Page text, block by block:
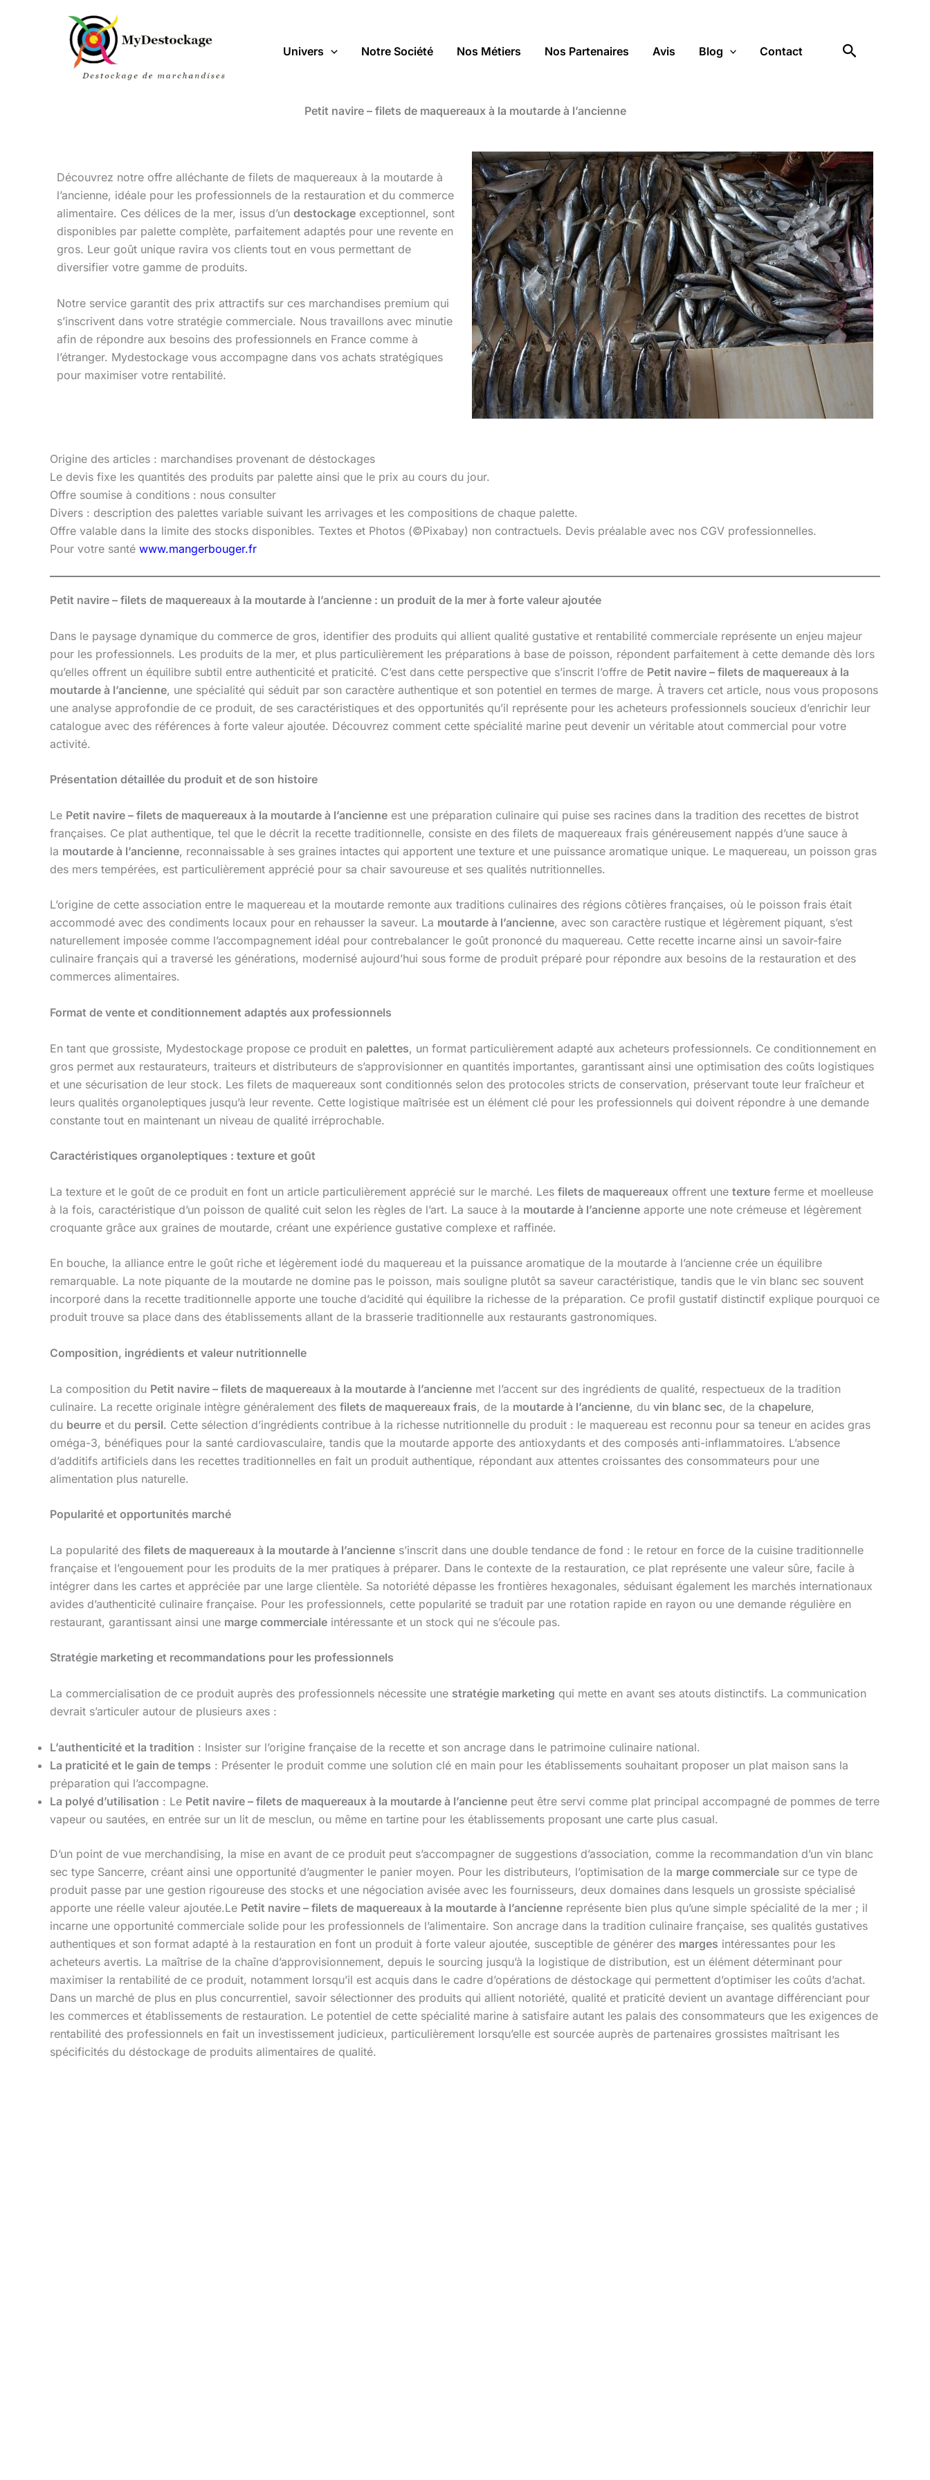
Univers Notre Société Nos Métiers Nos Partenaires Avis Blog Contact Rechercher
Petit navire – filets de maquereaux à la moutarde à l’ancienne
Découvrez notre offre alléchante de filets de maquereaux à la moutarde à
l’ancienne, idéale pour les professionnels de la restauration et du commerce
alimentaire. Ces délices de la mer, issus d’un destockage exceptionnel, sont
disponibles par palette complète, parfaitement adaptés pour une revente en
gros. Leur goût unique ravira vos clients tout en vous permettant de
diversifier votre gamme de produits.
Notre service garantit des prix attractifs sur ces marchandises premium qui
s’inscrivent dans votre stratégie commerciale. Nous travaillons avec minutie
afin de répondre aux besoins des professionnels en France comme à
l’étranger. Mydestockage vous accompagne dans vos achats stratégiques
pour maximiser votre rentabilité.
Origine des articles : marchandises provenant de déstockages
Le devis fixe les quantités des produits par palette ainsi que le prix au cours du jour.
Offre soumise à conditions : nous consulter
Divers : description des palettes variable suivant les arrivages et les compositions de chaque palette.
Offre valable dans la limite des stocks disponibles. Textes et Photos (©Pixabay) non contractuels. Devis préalable avec nos CGV professionnelles.
Pour votre santé www.mangerbouger.fr
Petit navire – filets de maquereaux à la moutarde à l’ancienne : un produit de la mer à forte valeur ajoutée
Dans le paysage dynamique du commerce de gros, identifier des produits qui allient qualité gustative et rentabilité commerciale représente un enjeu majeur
pour les professionnels. Les produits de la mer, et plus particulièrement les préparations à base de poisson, répondent parfaitement à cette demande dès lors
qu’elles offrent un équilibre subtil entre authenticité et praticité. C’est dans cette perspective que s’inscrit l’offre de Petit navire – filets de maquereaux à la
moutarde à l’ancienne, une spécialité qui séduit par son caractère authentique et son potentiel en termes de marge. À travers cet article, nous vous proposons
une analyse approfondie de ce produit, de ses caractéristiques et des opportunités qu’il représente pour les acheteurs professionnels soucieux d’enrichir leur
catalogue avec des références à forte valeur ajoutée. Découvrez comment cette spécialité marine peut devenir un véritable atout commercial pour votre
activité.
Présentation détaillée du produit et de son histoire
Le Petit navire – filets de maquereaux à la moutarde à l’ancienne est une préparation culinaire qui puise ses racines dans la tradition des recettes de bistrot
françaises. Ce plat authentique, tel que le décrit la recette traditionnelle, consiste en des filets de maquereaux frais généreusement nappés d’une sauce à
la moutarde à l’ancienne, reconnaissable à ses graines intactes qui apportent une texture et une puissance aromatique unique. Le maquereau, un poisson gras
des mers tempérées, est particulièrement apprécié pour sa chair savoureuse et ses qualités nutritionnelles.
L’origine de cette association entre le maquereau et la moutarde remonte aux traditions culinaires des régions côtières françaises, où le poisson frais était
accommodé avec des condiments locaux pour en rehausser la saveur. La moutarde à l’ancienne, avec son caractère rustique et légèrement piquant, s’est
naturellement imposée comme l’accompagnement idéal pour contrebalancer le goût prononcé du maquereau. Cette recette incarne ainsi un savoir-faire
culinaire français qui a traversé les générations, modernisé aujourd’hui sous forme de produit préparé pour répondre aux besoins de la restauration et des
commerces alimentaires.
Format de vente et conditionnement adaptés aux professionnels
En tant que grossiste, Mydestockage propose ce produit en palettes, un format particulièrement adapté aux acheteurs professionnels. Ce conditionnement en
gros permet aux restaurateurs, traiteurs et distributeurs de s’approvisionner en quantités importantes, garantissant ainsi une optimisation des coûts logistiques
et une sécurisation de leur stock. Les filets de maquereaux sont conditionnés selon des protocoles stricts de conservation, préservant toute leur fraîcheur et
leurs qualités organoleptiques jusqu’à leur revente. Cette logistique maîtrisée est un élément clé pour les professionnels qui doivent répondre à une demande
constante tout en maintenant un niveau de qualité irréprochable.
Caractéristiques organoleptiques : texture et goût
La texture et le goût de ce produit en font un article particulièrement apprécié sur le marché. Les filets de maquereaux offrent une texture ferme et moelleuse
à la fois, caractéristique d’un poisson de qualité cuit selon les règles de l’art. La sauce à la moutarde à l’ancienne apporte une note crémeuse et légèrement
croquante grâce aux graines de moutarde, créant une expérience gustative complexe et raffinée.
En bouche, la alliance entre le goût riche et légèrement iodé du maquereau et la puissance aromatique de la moutarde à l’ancienne crée un équilibre
remarquable. La note piquante de la moutarde ne domine pas le poisson, mais souligne plutôt sa saveur caractéristique, tandis que le vin blanc sec souvent
incorporé dans la recette traditionnelle apporte une touche d’acidité qui équilibre la richesse de la préparation. Ce profil gustatif distinctif explique pourquoi ce
produit trouve sa place dans des établissements allant de la brasserie traditionnelle aux restaurants gastronomiques.
Composition, ingrédients et valeur nutritionnelle
La composition du Petit navire – filets de maquereaux à la moutarde à l’ancienne met l’accent sur des ingrédients de qualité, respectueux de la tradition
culinaire. La recette originale intègre généralement des filets de maquereaux frais, de la moutarde à l’ancienne, du vin blanc sec, de la chapelure,
du beurre et du persil. Cette sélection d’ingrédients contribue à la richesse nutritionnelle du produit : le maquereau est reconnu pour sa teneur en acides gras
oméga-3, bénéfiques pour la santé cardiovasculaire, tandis que la moutarde apporte des antioxydants et des composés anti-inflammatoires. L’absence
d’additifs artificiels dans les recettes traditionnelles en fait un produit authentique, répondant aux attentes croissantes des consommateurs pour une
alimentation plus naturelle.
Popularité et opportunités marché
La popularité des filets de maquereaux à la moutarde à l’ancienne s’inscrit dans une double tendance de fond : le retour en force de la cuisine traditionnelle
française et l’engouement pour les produits de la mer pratiques à préparer. Dans le contexte de la restauration, ce plat représente une valeur sûre, facile à
intégrer dans les cartes et appréciée par une large clientèle. Sa notoriété dépasse les frontières hexagonales, séduisant également les marchés internationaux
avides d’authenticité culinaire française. Pour les professionnels, cette popularité se traduit par une rotation rapide en rayon ou une demande régulière en
restaurant, garantissant ainsi une marge commerciale intéressante et un stock qui ne s’écoule pas.
Stratégie marketing et recommandations pour les professionnels
La commercialisation de ce produit auprès des professionnels nécessite une stratégie marketing qui mette en avant ses atouts distinctifs. La communication
devrait s’articuler autour de plusieurs axes :
L’authenticité et la tradition : Insister sur l’origine française de la recette et son ancrage dans le patrimoine culinaire national.
La praticité et le gain de temps : Présenter le produit comme une solution clé en main pour les établissements souhaitant proposer un plat maison sans la
préparation qui l’accompagne.
La polyé d’utilisation : Le Petit navire – filets de maquereaux à la moutarde à l’ancienne peut être servi comme plat principal accompagné de pommes de terre
vapeur ou sautées, en entrée sur un lit de mesclun, ou même en tartine pour les établissements proposant une carte plus casual.
D’un point de vue merchandising, la mise en avant de ce produit peut s’accompagner de suggestions d’association, comme la recommandation d’un vin blanc
sec type Sancerre, créant ainsi une opportunité d’augmenter le panier moyen. Pour les distributeurs, l’optimisation de la marge commerciale sur ce type de
produit passe par une gestion rigoureuse des stocks et une négociation avisée avec les fournisseurs, deux domaines dans lesquels un grossiste spécialisé
apporte une réelle valeur ajoutée.Le Petit navire – filets de maquereaux à la moutarde à l’ancienne représente bien plus qu’une simple spécialité de la mer ; il
incarne une opportunité commerciale solide pour les professionnels de l’alimentaire. Son ancrage dans la tradition culinaire française, ses qualités gustatives
authentiques et son format adapté à la restauration en font un produit à forte valeur ajoutée, susceptible de générer des marges intéressantes pour les
acheteurs avertis. La maîtrise de la chaîne d’approvisionnement, depuis le sourcing jusqu’à la logistique de distribution, est un élément déterminant pour
maximiser la rentabilité de ce produit, notamment lorsqu’il est acquis dans le cadre d’opérations de déstockage qui permettent d’optimiser les coûts d’achat.
Dans un marché de plus en plus concurrentiel, savoir sélectionner des produits qui allient notoriété, qualité et praticité devient un avantage différenciant pour
les commerces et établissements de restauration. Le potentiel de cette spécialité marine à satisfaire autant les palais des consommateurs que les exigences de
rentabilité des professionnels en fait un investissement judicieux, particulièrement lorsqu’elle est sourcée auprès de partenaires grossistes maîtrisant les
spécificités du déstockage de produits alimentaires de qualité.